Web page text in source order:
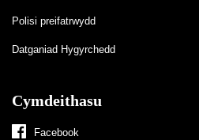
Polisi preifatrwydd
Datganiad Hygyrchedd
Cymdeithasu
Facebook